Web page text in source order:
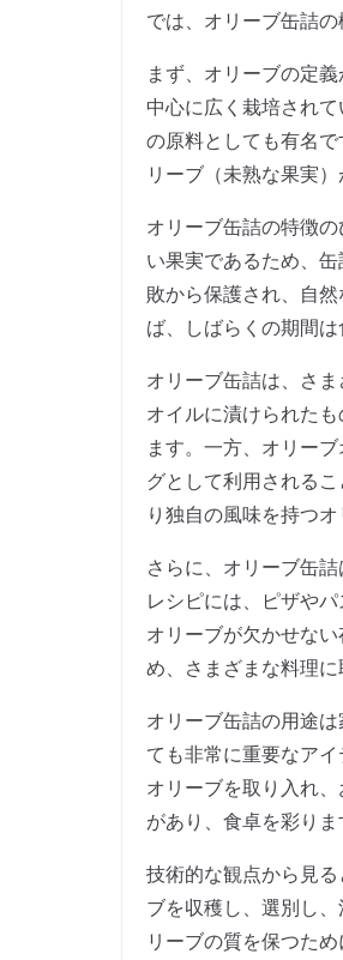
では、オリーブ缶詰
まず、オリーブの定
中心に広く栽培され
の原料としても有名
リーブ（未熟な果実
オリーブ缶詰の特徴
い果実であるため、
敗から保護され、自
ば、しばらくの期間は
オリーブ缶詰は、さ
オイルに漬けられた
ます。一方、オリー
グとして利用される
り独自の風味を持つ
さらに、オリーブ缶
レシピには、ピザや
オリーブが欠かせな
め、さまざまな料理に
オリーブ缶詰の用途
ても非常に重要なア
オリーブを取り入れ
があり、食卓を彩りま
技術的な観点から見
ブを収穫し、選別し
リーブの質を保つた